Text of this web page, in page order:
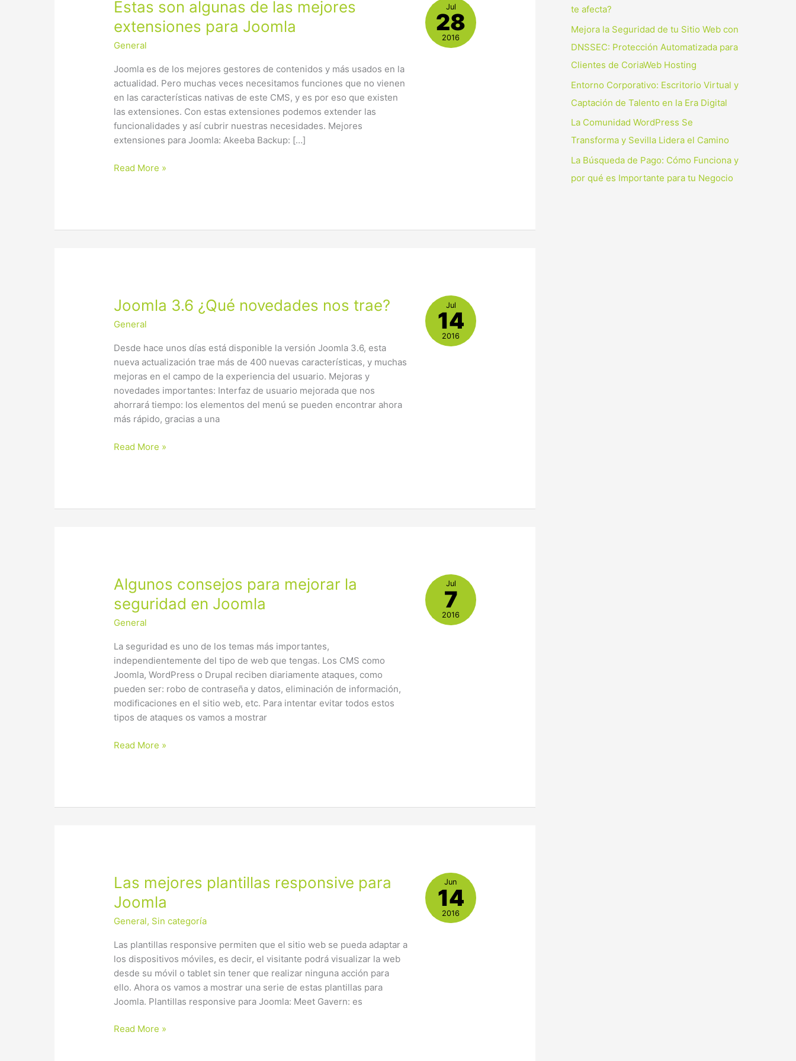
Estas son algunas de las mejores
extensiones para Joomla
General
Joomla es de los mejores gestores de contenidos y más usados en la
actualidad. Pero muchas veces necesitamos funciones que no vienen
en las características nativas de este CMS, y es por eso que existen
las extensiones. Con estas extensiones podemos extender las
funcionalidades y así cubrir nuestras necesidades. Mejores
extensiones para Joomla: Akeeba Backup: […]
Estas
algunas
de
mejores
extensiones
para
Joomla
Read More »
Jul
28
2016
Joomla 3.6 ¿Qué novedades nos trae?
General
Desde hace unos días está disponible la versión Joomla 3.6, esta
nueva actualización trae más de 400 nuevas características, y muchas
mejoras en el campo de la experiencia del usuario. Mejoras y
novedades importantes: Interfaz de usuario mejorada que nos
ahorrará tiempo: los elementos del menú se pueden encontrar ahora
más rápido, gracias a una
Joomla
¿Qué
novedades
nos
trae?
Read More »
Jul
14
2016
Algunos consejos para mejorar la
seguridad en Joomla
General
La seguridad es uno de los temas más importantes,
independientemente del tipo de web que tengas. Los CMS como
Joomla, WordPress o Drupal reciben diariamente ataques, como
pueden ser: robo de contraseña y datos, eliminación de información,
modificaciones en el sitio web, etc. Para intentar evitar todos estos
tipos de ataques os vamos a mostrar
Algunos
consejos
para
mejorar
seguridad
en
Joomla
Read More »
Jul
7
2016
Las mejores plantillas responsive para
Joomla
General, Sin categoría
Las plantillas responsive permiten que el sitio web se pueda adaptar a
los dispositivos móviles, es decir, el visitante podrá visualizar la web
desde su móvil o tablet sin tener que realizar ninguna acción para
ello. Ahora os vamos a mostrar una serie de estas plantillas para
Joomla. Plantillas responsive para Joomla: Meet Gavern: es
Las
plantillas
responsive
Joomla
Read More »
Jun
14
2016
p
te afecta?
Mejora la Seguridad de tu Sitio Web con
DNSSEC: Protección Automatizada para
Clientes de CoriaWeb Hosting
Entorno Corporativo: Escritorio Virtual y
Captación de Talento en la Era Digital
La Comunidad WordPress Se
Transforma y Sevilla Lidera el Camino
La Búsqueda de Pago: Cómo Funciona y
por qué es Importante para tu Negocio